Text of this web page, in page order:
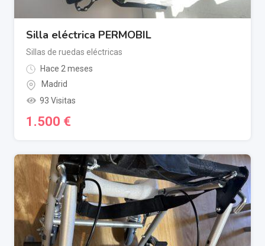
Silla eléctrica PERMOBIL
Sillas de ruedas eléctricas
Hace 2 meses
Madrid
93 Visitas
1.500 €